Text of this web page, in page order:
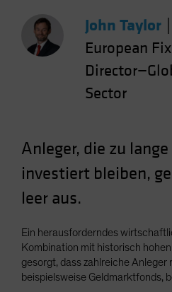
Poland
Portugal
Singapore
South Korea - 대한민국
Switzerland
Taiwan - 台灣
UK
US (Non-US Citizens/
John Taylor
European
Sector
Anleger, die zu
investiert bleiben,
leer aus.
Ein herausforderndes
Kombination mit historisch
gesorgt, dass zahlreiche Anleger
beispielsweise Geldmarktfonds,